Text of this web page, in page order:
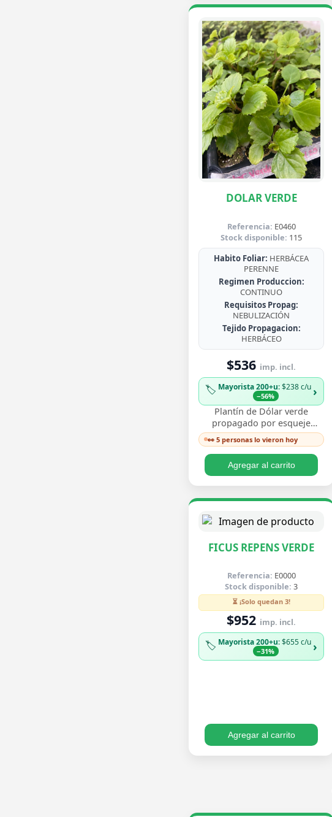
DOLAR VERDE
Referencia: E0460
Stock disponible: 115
Habito Foliar: HERBÁCEA
PERENNE
Regimen Produccion:
CONTINUO
Requisitos Propag:
NEBULIZACIÓN
Tejido Propagacion:
HERBÁCEO
$536 imp. incl.
🏷️ Mayorista 200+u: $238 c/u
−56% ›
Plantín de Dólar verde
propagado por esqueje
enraizado, con hojas
redondeadas de un verde
brillante y crecimiento trepa…
👀 5 personas lo vieron hoy
Agregar al carrito
FICUS REPENS VERDE
Referencia: E0000
Stock disponible: 3
⏳ ¡Solo quedan 3!
$952 imp. incl.
🏷️ Mayorista 200+u: $655 c/u
−31% ›
Agregar al carrito